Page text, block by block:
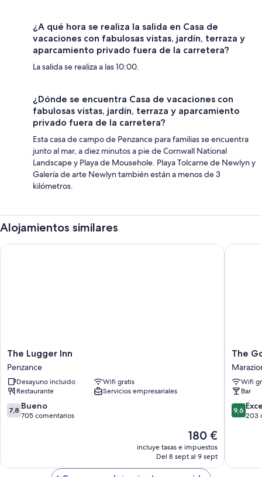
¿A qué hora se realiza la salida en Casa de
vacaciones con fabulosas vistas, jardín, terraza y
aparcamiento privado fuera de la carretera?
La salida se realiza a las 10:00.
¿Dónde se encuentra Casa de vacaciones con
fabulosas vistas, jardín, terraza y aparcamiento
privado fuera de la carretera?
Esta casa de campo de Penzance para familias se encuentra
junto al mar, a diez minutos a pie de Cornwall National
Landscape y Playa de Mousehole. Playa Tolcarne de Newlyn y
Galería de arte Newlyn también están a menos de 3
kilómetros.
Alojamientos similares
The
Lugger
Inn
Penzance
The Lugger Inn
Penzance
Desayuno incluido
Wifi gratis
Restaurante
Servicios empresariales
7.8
sobre
7,8 Bueno
705 comentarios
El
precio
actual
180 €
incluye tasas e impuestos
Del 8 sept al 9 sept
The Lugger Inn
The
The
Wifi
Bar
9.6
sobre
9,6
203
The